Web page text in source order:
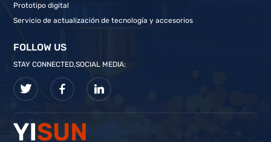
Prototipo digital
Servicio de actualización de tecnología y accesorios
FOLLOW US
STAY CONNECTED,SOCIAL MEDIA: